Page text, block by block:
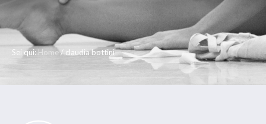
Sei qui:Home/ claudia bottini